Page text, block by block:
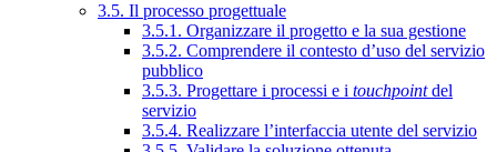
3.5. Il processo progettuale
3.5.1. Organizzare il progetto e la sua gestione
3.5.2. Comprendere il contesto d’uso del servizio
pubblico
3.5.3. Progettare i processi e i touchpointdel
servizio
3.5.4. Realizzare l’interfaccia utente del servizio